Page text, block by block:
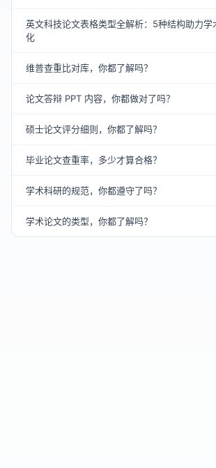
英文科技论文表格类型全解析：5种结构助力学
化
维普查重比对库，你都了解吗？
论文答辩 PPT 内容，你都做对了吗？
硕士论文评分细则，你都了解吗？
毕业论文查重率，多少才算合格？
学术科研的规范，你都遵守了吗？
学术论文的类型，你都了解吗？